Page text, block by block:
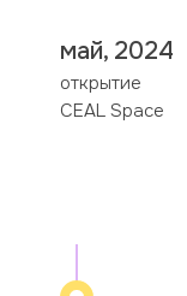
май, 2024
открытие
CEAL Space